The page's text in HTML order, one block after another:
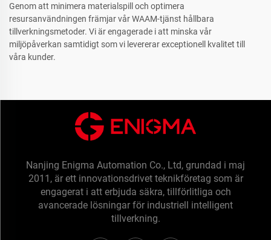
Genom att minimera materialspill och optimera
resursanvändningen främjar vår WAAM-tjänst hållbara
tillverkningsmetoder. Vi är engagerade i att minska vår
miljöpåverkan samtidigt som vi levererar exceptionell kvalitet till
våra kunder.
Nanjing Enigma Automation Co., Ltd, grundad i maj
2011, är ett innovationsdrivet teknikföretag som är
engagerat i att erbjuda säkra, tillförlitliga och
avancerade lösningar för industriell intelligent
tillverkning.